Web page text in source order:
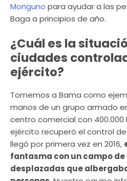
Monguno para ayudar a las
Baga a principios de año.
¿Cuál es la
ciudades
ejército?
Tomemos a Bama como
manos de un grupo armado
centro comercial con 400.000
ejército recuperó el control de
llegó por primera vez en 2016,
fantasma con un campo de
desplazadas que